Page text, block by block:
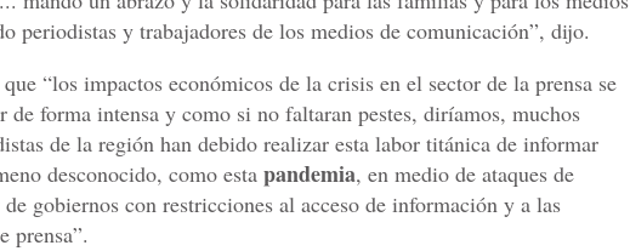
periodistas y trabajadores de los medios de comunicación”, dijo.
“los impactos económicos de la crisis en el sector de la prensa se
de forma intensa y como si no faltaran pestes, diríamos, muchos
de la región han debido realizar esta labor titánica de informar
desconocido, como esta pandemia, en medio de ataques de
gobiernos con restricciones al acceso de información y a las
prensa”.